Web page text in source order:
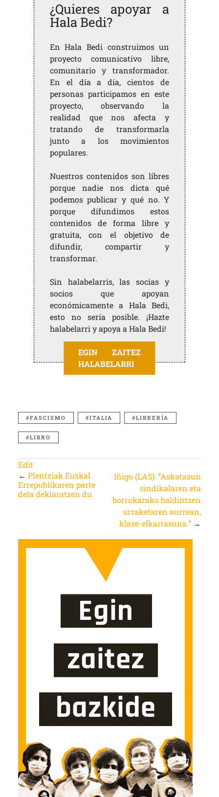
¿Quieres apoyar a
Hala Bedi?
En Hala Bedi construimos un
proyecto comunicativo libre,
comunitario y transformador.
En el día a día, cientos de
personas participamos en este
proyecto, observando la
realidad que nos afecta y
tratando de transformarla
junto a los movimientos
populares.
Nuestros contenidos son libres
porque nadie nos dicta qué
podemos publicar y qué no. Y
porque difundimos estos
contenidos de forma libre y
gratuita, con el objetivo de
difundir, compartir y
transformar.
Sin halabelarris, las socias y
socios que apoyan
económicamente a Hala Bedi,
esto no sería posible. ¡Hazte
halabelarri y apoya a Hala Bedi!
EGIN ZAITEZ
HALABELARRI
FASCISMO ITALIA LIBRERÍA
LIBRO
Edit
← Plentziak Euskal
Errepublikaren parte
dela deklaratzen du
Iñigo (LAS): “Askatasun
sindikalaren eta
borrokarako baldintzen
urraketaren aurrean,
klase-elkartasuna.” →